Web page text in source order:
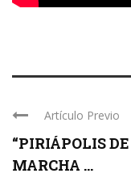
Artículo Previo
“PIRIÁPOLIS
MARCHA ...